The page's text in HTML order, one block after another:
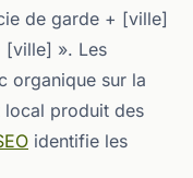
de garde + [ville]
[ville] ». Les
organique sur la
local produit des
identifie les